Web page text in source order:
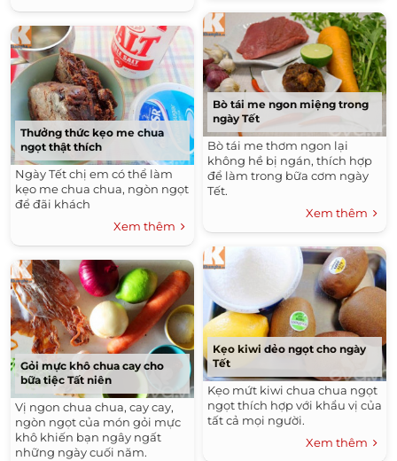
Thưởng thức kẹo me chua
ngọt thật thích
Ngày Tết chị em có thể làm
kẹo me chua chua, ngòn ngọt
để đãi khách
Xem thêm
Gỏi mực khô chua cay cho
bữa tiệc Tất niên
Vị ngon chua chua, cay cay,
ngòn ngọt của món gỏi mực
khô khiến bạn ngây ngất
những ngày cuối năm.
Bò tái me ngon miệng trong
ngày Tết
Bò tái me thơm ngon lại
không hề bị ngán, thích hợp
để làm trong bữa cơm ngày
Tết.
Xem thêm
Kẹo kiwi dẻo ngọt cho ngày
Tết
Kẹo mứt kiwi chua chua ngọt
ngọt thích hợp với khẩu vị của
tất cả mọi người.
Xem thêm